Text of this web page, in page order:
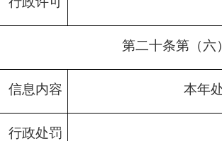
第二十条第（六
信息内容 本年
行政处罚